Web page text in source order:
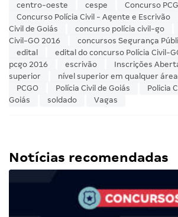
centro-oeste
cespe
Concurso
Concurso Polícia Civil - Agente e Escrivão
Civil de Goiás
concurso polícia civil-go
Civil-GO 2016
concursos Segurança
edital
edital do concurso Polícia Civil-
pcgo 2016
escrivão Inscrições
superior
nível superior em qualquer área
PCGO
Polícia Civil de Goiás
Policia
Goiás
soldado Vagas
Notícias recomendadas